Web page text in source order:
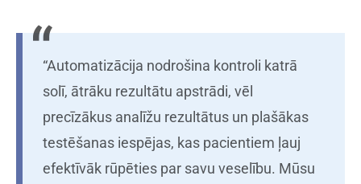
“Automatizācija nodrošina kontroli katrā
solī, ātrāku rezultātu apstrādi, vēl
precīzākus analīžu rezultātus un plašākas
testēšanas iespējas, kas pacientiem ļauj
efektīvāk rūpēties par savu veselību. Mūsu